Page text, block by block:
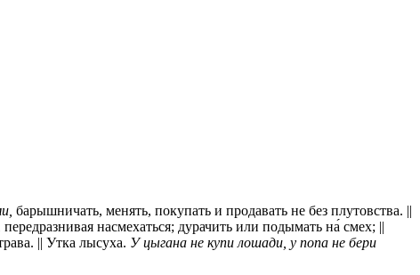
барышничать, менять, покупать и продавать не без плутовства. ||
передразнивая насмехаться; дурачить или подымать на́ смех; ||
|| Утка лысуха. У цыгана не купи лошади, у попа не бери